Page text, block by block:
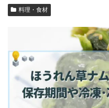
料理・食材